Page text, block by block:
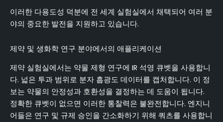
이러한 다용도성 덕분에 전 세계 실험실에서 채택되어 여러 분
야의 중요한 발전을 지원하고 있습니다.
제약 및 생화학 연구 분야에서의 애플리케이션
제약 실험실에서는 약물 제형 연구에 IR 석영 큐벳을 사용합니
다. 넓은 투과 범위로 분자 흡광도 데이터를 캡처합니다. 이 정
보는 약물의 안정성과 호환성을 결정하는 데 도움이 됩니다.
정확한 큐벳이 없으면 이러한 통찰력은 불완전합니다. 엔지니
어들은 연구 및 규제 승인을 간소화하기 위해 쿼츠를 사용합니